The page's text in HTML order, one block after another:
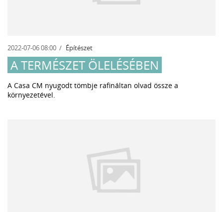
2022-07-06 08:00 Építészet
A TERMÉSZET ÖLELÉSÉBEN
A Casa CM nyugodt tömbje rafináltan olvad össze a
környezetével.